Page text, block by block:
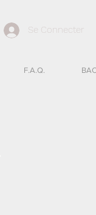
Se Connecter
F.A.Q.